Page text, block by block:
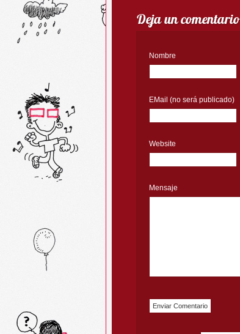
Deja un comentario
Nombre
EMail (no será publicado)
Website
Mensaje